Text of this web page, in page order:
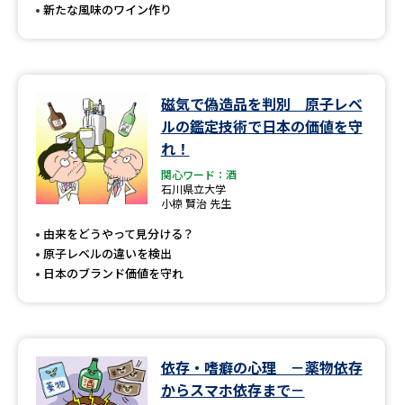
先輩が入学を決めた理由 テレメール全国一斉進学調査
新生活お役立ちガイド
学問発見
学問のミニ講義「夢ナビ講義」 学問分野解説
新たな風味のワイン作り
磁気で偽造品を判別 原子レベ
ルの鑑定技術で日本の価値を守
れ！
関心ワード：酒
石川県立大学
小椋 賢治 先生
由来をどうやって見分ける？
原子レベルの違いを検出
日本のブランド価値を守れ
依存・嗜癖の心理 －薬物依存
からスマホ依存まで－